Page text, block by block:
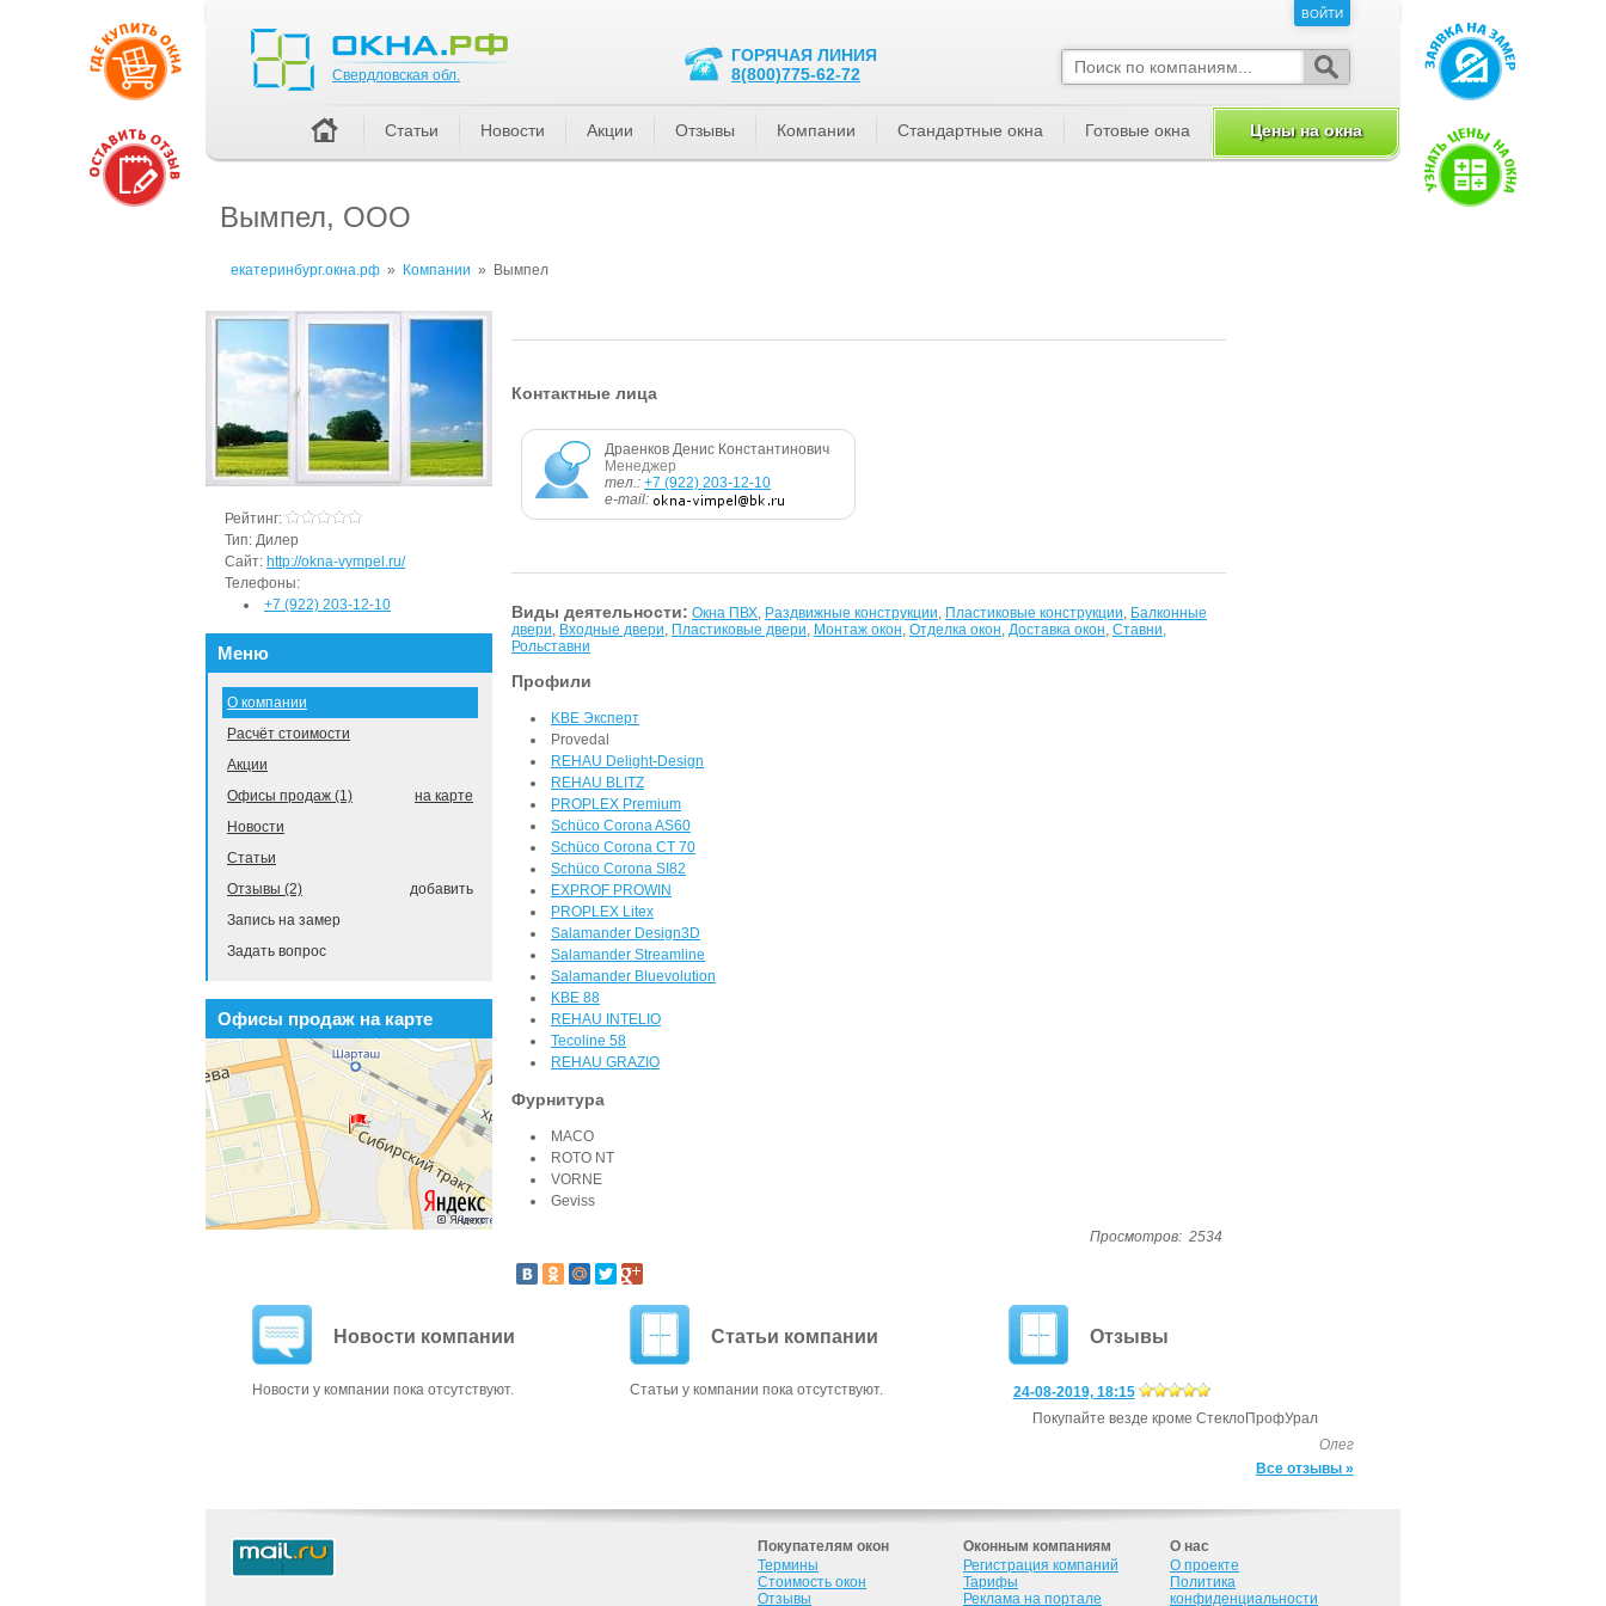
Вымпел, ООО
екатеринбург.окна.рф » Компании » Вымпел
Контактные лица
Драенков Денис Константинович
Менеджер
тел.: +7 (922) 203-12-10
e-mail:
Виды деятельности: Окна ПВХ, Раздвижные конструкции, Пластиковые конструкции, Балконные
двери, Входные двери, Пластиковые двери, Монтаж окон, Отделка окон, Доставка окон, Ставни,
Рольставни
Профили
KBE Эксперт
Provedal
REHAU Delight-Design
REHAU BLITZ
PROPLEX Premium
Sсhüco Corona AS60
Sсhüco Corona CT 70
Sсhüco Corona SI82
EXPROF PROWIN
PROPLEX Litex
Salamander Design3D
Salamander Streamline
Salamander Bluevolution
KBE 88
REHAU INTELIO
Tecoline 58
REHAU GRAZIO
Фурнитура
MACO
ROTO NT
VORNE
Geviss
Просмотров: 2534
Рейтинг:
Тип: Дилер
Сайт: http://okna-vympel.ru/
Телефоны:
+7 (922) 203-12-10
Меню
О компании
Расчёт стоимости
Акции
на карте
Офисы продаж (1)
Новости
Статьи
добавить
Отзывы (2)
Запись на замер
Задать вопрос
Офисы продаж на карте
Новости компании
Новости у компании пока отсутствуют.
Статьи компании
Статьи у компании пока отсутствуют.
Отзывы
24-08-2019, 18:15
По­купай­те вез­де кро­ме Стек­лоПро­фУрал
Олег
Все отзывы »
ВОЙТИ
Свердловская обл.
ГОРЯЧАЯ ЛИНИЯ
8(800)775-62-72
Статьи Новости Акции Отзывы Компании Стандартные окна Готовые окна Цены на окна
ВОЙТИ
Покупателям окон Оконным компаниям
О нас
Термины
Стоимость окон
Отзывы
Регистрация компаний
Тарифы
Реклама на портале
О проекте
Политика
конфиденциальности